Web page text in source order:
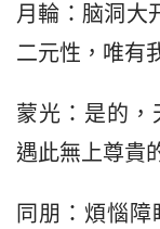
月輪：脑洞大
二元性，唯有
蒙光：是的，
遇此無上尊貴
同朋：煩惱